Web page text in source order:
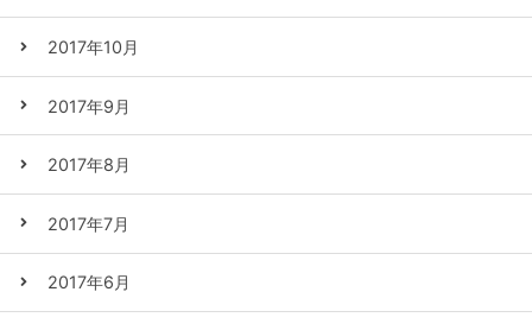
2017年10月
2017年9月
2017年8月
2017年7月
2017年6月